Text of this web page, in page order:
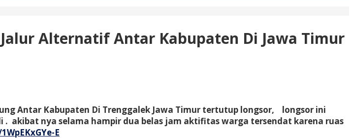
Alternatif Antar Kabupaten Di Jawa Timur
Antar Kabupaten Di Trenggalek Jawa Timur tertutup longsor, longsor ini
akibat nya selama hampir dua belas jam aktifitas warga tersendat karena ruas
E